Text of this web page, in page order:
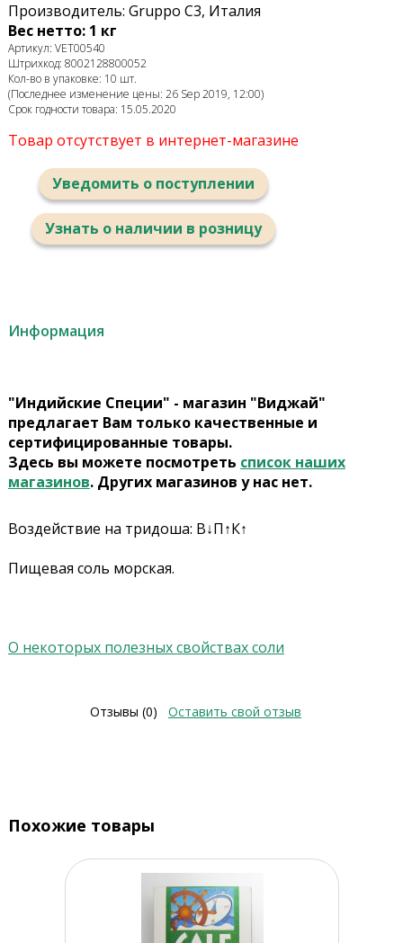
Производитель: Gruppo C3, Италия
Вес нетто: 1 кг
Артикул: VET00540
Штрихкод: 8002128800052
Кол-во в упаковке: 10 шт.
(Последнее изменение цены: 26 Sep 2019, 12:00)
Срок годности товара: 15.05.2020
Товар отсутствует в интернет-магазине
Уведомить о поступлении
Узнать о наличии в розницу
Информация
"Индийские Специи" - магазин "Виджай"
предлагает Вам только качественные и
сертифицированные товары.
Здесь вы можете посмотреть список наших
магазинов. Других магазинов у нас нет.
Воздействие на тридоша: В↓П↑К↑
Пищевая соль морская.
О некоторых полезных свойствах соли
Отзывы (0) Оставить свой отзыв
Похожие товары